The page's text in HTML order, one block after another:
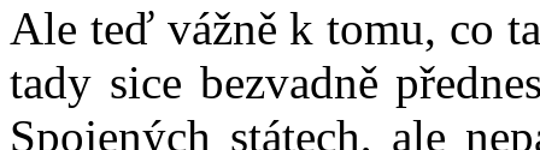
Ale teď vážně k tomu, co
tady sice bezvadně
Spojených státech, ale